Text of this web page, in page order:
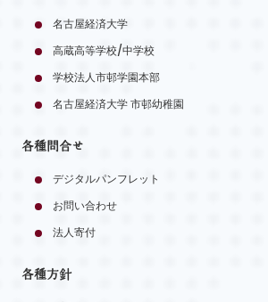
名古屋経済大学
高蔵高等学校/中学校
学校法人市邨学園本部
名古屋経済大学 市邨幼稚園
各種問合せ
デジタルパンフレット
お問い合わせ
法人寄付
各種方針